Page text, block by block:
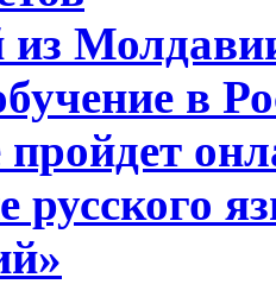
из
в
русского